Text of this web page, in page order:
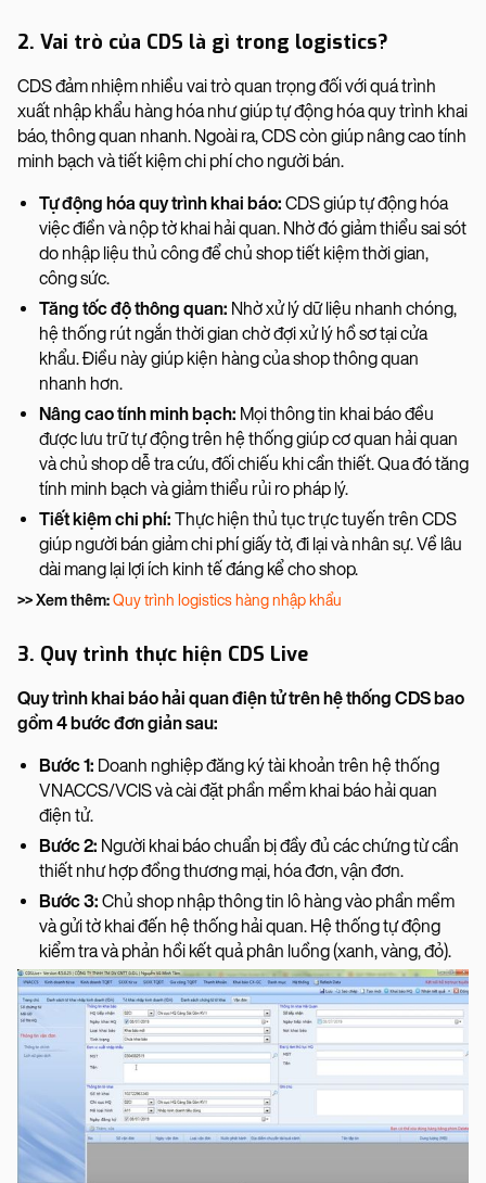
2. Vai trò của CDS là gì trong logistics?
CDS đảm nhiệm nhiều vai trò quan trọng đối với quá trình
xuất nhập khẩu hàng hóa như giúp tự động hóa quy trình khai
báo, thông quan nhanh. Ngoài ra, CDS còn giúp nâng cao tính
minh bạch và tiết kiệm chi phí cho người bán.
Tự động hóa quy trình khai báo: CDS giúp tự động hóa
việc điền và nộp tờ khai hải quan. Nhờ đó giảm thiểu sai sót
do nhập liệu thủ công để chủ shop tiết kiệm thời gian,
công sức.
Tăng tốc độ thông quan: Nhờ xử lý dữ liệu nhanh chóng,
hệ thống rút ngắn thời gian chờ đợi xử lý hồ sơ tại cửa
khẩu. Điều này giúp kiện hàng của shop thông quan
nhanh hơn.
Nâng cao tính minh bạch: Mọi thông tin khai báo đều
được lưu trữ tự động trên hệ thống giúp cơ quan hải quan
và chủ shop dễ tra cứu, đối chiếu khi cần thiết. Qua đó tăng
tính minh bạch và giảm thiểu rủi ro pháp lý.
Tiết kiệm chi phí: Thực hiện thủ tục trực tuyến trên CDS
giúp người bán giảm chi phí giấy tờ, đi lại và nhân sự. Về lâu
dài mang lại lợi ích kinh tế đáng kể cho shop.
>> Xem thêm:Quy trình logistics hàng nhập khẩu
3. Quy trình thực hiện CDS Live
Quy trình khai báo hải quan điện tử trên hệ thống CDS bao
gồm 4 bước đơn giản sau:
Bước 1: Doanh nghiệp đăng ký tài khoản trên hệ thống
VNACCS/VCIS và cài đặt phần mềm khai báo hải quan
điện tử.
Bước 2: Người khai báo chuẩn bị đầy đủ các chứng từ cần
thiết như hợp đồng thương mại, hóa đơn, vận đơn.
Bước 3: Chủ shop nhập thông tin lô hàng vào phần mềm
và gửi tờ khai đến hệ thống hải quan. Hệ thống tự động
kiểm tra và phản hồi kết quả phân luồng (xanh, vàng, đỏ).